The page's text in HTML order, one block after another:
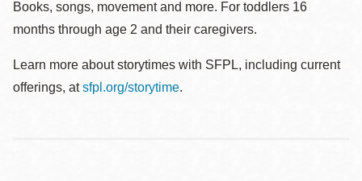
Books, songs, movement and more. For toddlers 16
months through age 2 and their caregivers.
Learn more about storytimes with SFPL, including current
offerings, atsfpl.org/storytime.